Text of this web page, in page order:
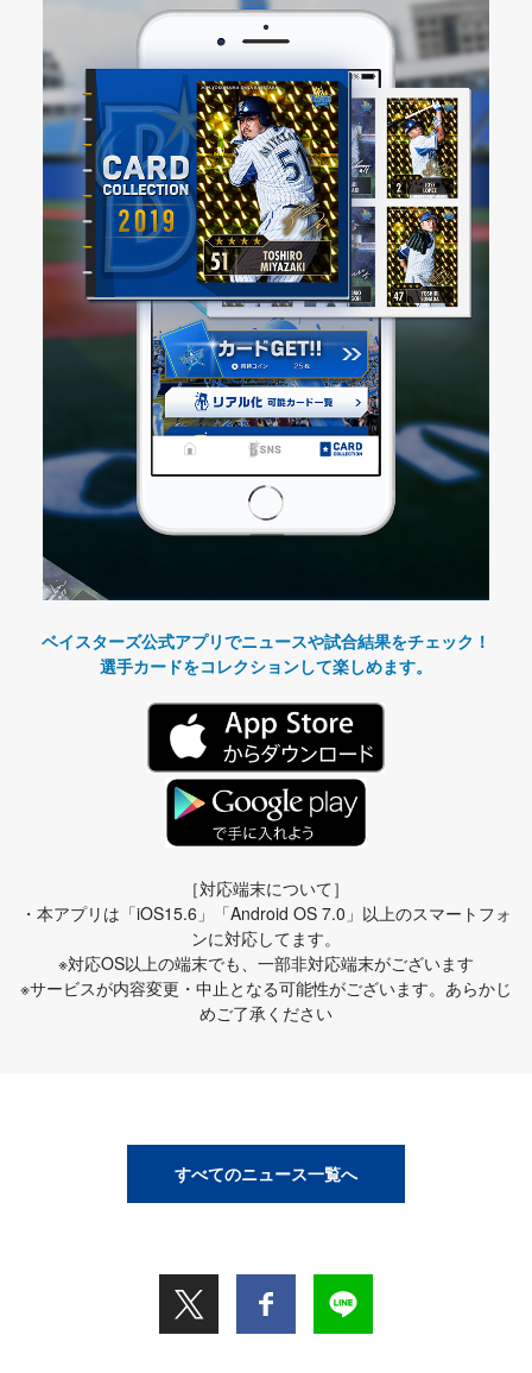
ベイスターズ公式アプリでニュースや試合結果をチェック！
選手カードをコレクションして楽しめます。
［対応端末について］
・本アプリは「iOS15.6」「Android OS 7.0」以上のスマートフォ
ンに対応してます。
※対応OS以上の端末でも、一部非対応端末がございます
※サービスが内容変更・中止となる可能性がございます。あらかじ
めご了承ください
すべてのニュース一覧へ